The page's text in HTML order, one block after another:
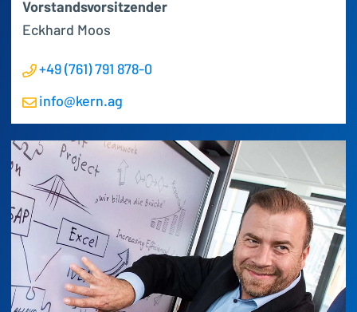
Vorstandsvorsitzender
Eckhard Moos
+49 (761) 791 878-0
info@kern.ag